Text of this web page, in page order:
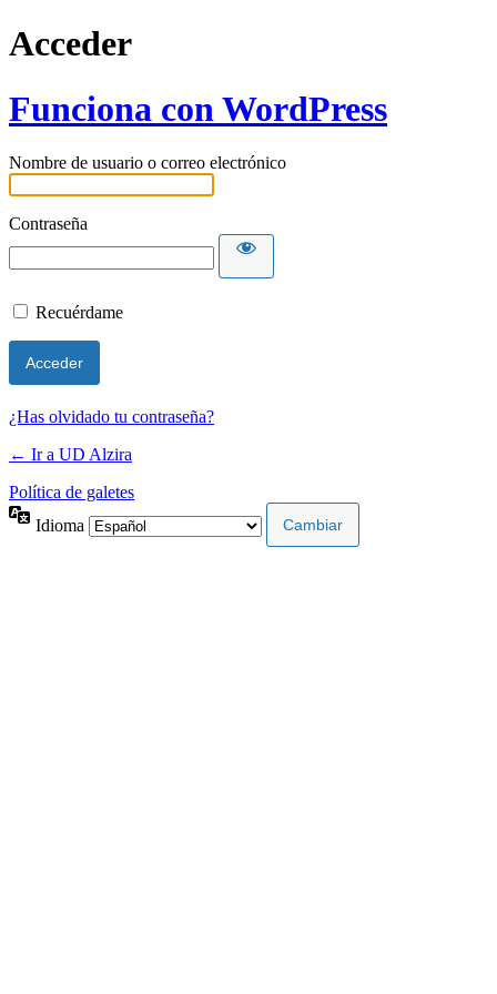
Acceder
Funciona con WordPress
Nombre de usuario o correo electrónico
Contraseña
Recuérdame
¿Has olvidado tu contraseña?
← Ir a UD Alzira
Política de galetes
Idioma